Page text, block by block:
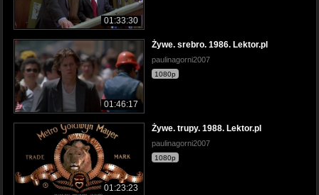
01:33:30
01:46:17
Żywe. srebro. 1986. Lektor.pl
paulinagorni2007
1080p
01:23:23
Żywe. trupy. 1988. Lektor.pl
paulinagorni2007
1080p